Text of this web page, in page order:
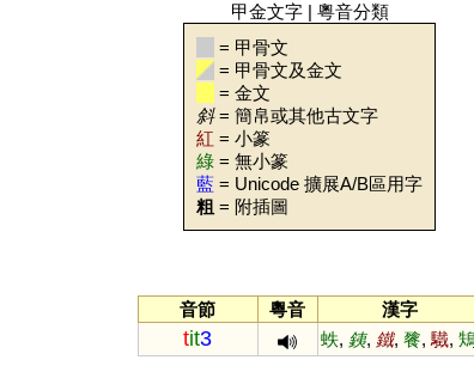
甲金文字| 粵音分類
= 甲骨文
= 甲骨文及金文
= 金文
斜= 簡帛或其他古文字
紅 = 小篆
綠 = 無小篆
藍 = Unicode 擴展A/B區用字
粗 = 附插圖
音節 粵音 漢字
tit3 蛈, 銕, 鐵,餮,驖,